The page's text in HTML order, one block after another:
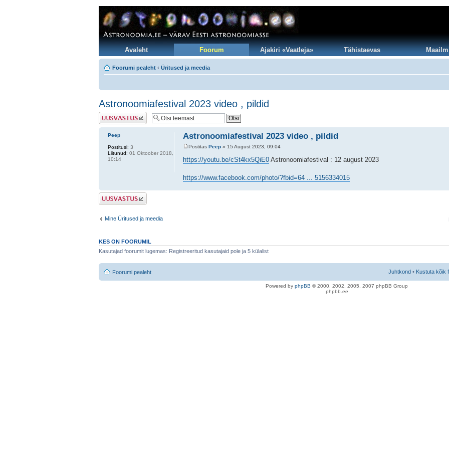
Avaleht Foorum Ajakiri «Vaatleja» Tähistaevas Maailm
Foorumi pealeht ‹ Üritused ja meedia
Astronoomiafestival 2023 video , pildid
Postita vastus
Astronoomiafestival 2023 video , pildid
PostitasPeep » 15 August 2023, 09:04
https://youtu.be/cSt4kx5QiE0 Astronoomiafestival : 12 august 2023
https://www.facebook.com/photo/?fbid=64 ... 5156334015
Peep
Postitusi: 3
Liitunud: 01 Oktoober 2018,
10:14
Postita vastus
Mine Üritused ja meedia
KES ON FOORUMIL
Kasutajad foorumit lugemas: Registreeritud kasutajaid pole ja 5 külalist
Foorumi pealeht Juhtkond • Kustuta kõik
Powered by phpBB © 2000, 2002, 2005, 2007 phpBB Group
phpbb.ee